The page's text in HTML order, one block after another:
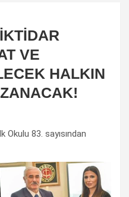
VE
HALKIN
Okulu 83. sayısından